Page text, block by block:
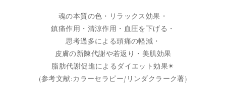
魂の本質の色・リラックス効果・
鎮痛作用・清涼作用・血圧を下げる・
思考過多による頭痛の軽減・
皮膚の新陳代謝や若返り・美肌効果
脂肪代謝促進によるダイエット効果✴︎
(参考文献:カラーセラピー/リンダクラーク著)